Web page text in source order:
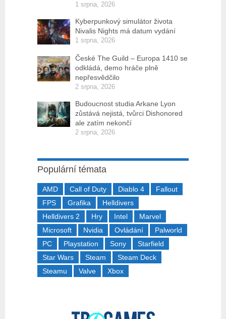
1 srpna, 2026
Kyberpunkový simulátor života
Nivalis Nights má datum vydání
1 srpna, 2026
České The Guild – Europa 1410 se
odkládá, demo hráče plně
nepřesvědčilo
2 srpna, 2026
Budoucnost studia Arkane Lyon
zůstává nejistá, tvůrci Dishonored
ale zatím nekončí
2 srpna, 2026
Populární témata
AMD Call of Duty Diablo 4
Fallout
FPS
Grafika
Helldivers
Helldivers 2
Hry Intel
Marvel
Microsoft
Nvidia Ovládání
Palworld
PC
Playstation Sony
Starfield
Star Wars
Steam
Steam Deck
Steamu
Valve Xbox